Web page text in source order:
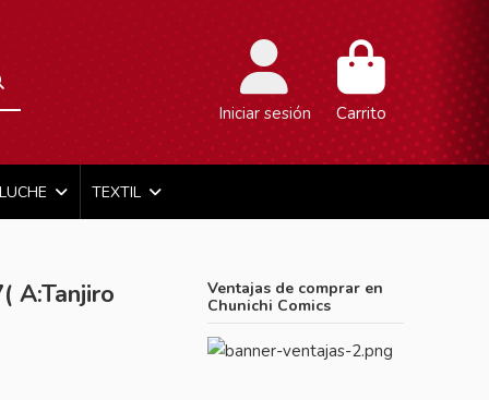
Iniciar sesión Carrito
TEXTIL
A:Tanjiro
Ventajas de comprar en
Chunichi Comics